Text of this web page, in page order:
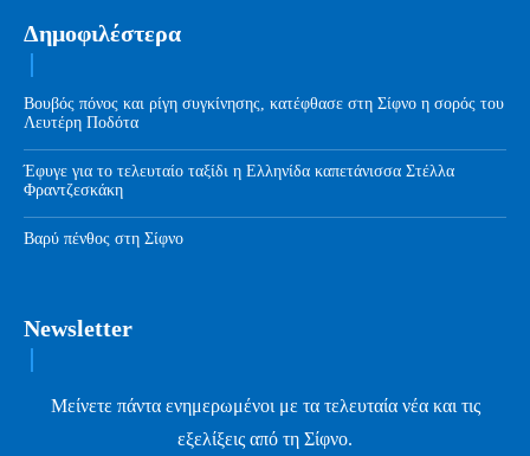
Δημοφιλέστερα
Βουβός πόνος και ρίγη συγκίνησης, κατέφθασε στη Σίφνο η σορός του
Λευτέρη Ποδότα
Έφυγε για το τελευταίο ταξίδι η Ελληνίδα καπετάνισσα Στέλλα
Φραντζεσκάκη
Βαρύ πένθος στη Σίφνο
Newsletter
Μείνετε πάντα ενημερωμένοι με τα τελευταία νέα και τις
εξελίξεις από τη Σίφνο.